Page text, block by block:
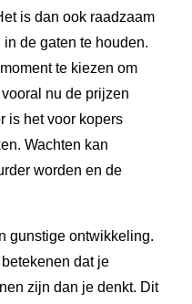
is dan ook raadzaam
de gaten te houden.
te kiezen om
nu de prijzen
is het voor kopers
Wachten kan
worden en de
gunstige ontwikkeling.
dat je
zijn dan je denkt. Dit